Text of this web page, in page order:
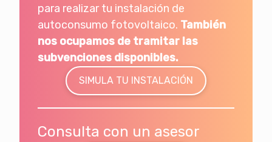
para realizar tu instalación de
autoconsumo fotovoltaico. También
nos ocupamos de tramitar las
subvenciones disponibles.
SIMULA TU INSTALACIÓN
Consulta con un asesor